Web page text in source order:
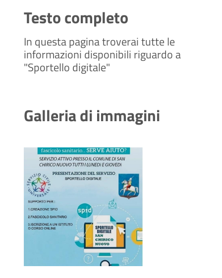
Testo completo
In questa pagina troverai tutte le
informazioni disponibili riguardo a
"Sportello digitale"
Galleria di immagini